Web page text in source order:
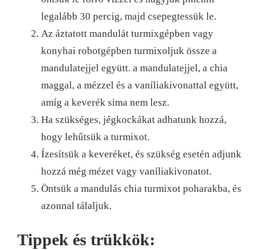
legalább 30 percig, majd csepegtessük le.
Az áztatott mandulát turmixgépben vagy
konyhai robotgépben turmixoljuk össze a
mandulatejjel együtt. a mandulatejjel, a chia
maggal, a mézzel és a vaníliakivonattal együtt,
amíg a keverék sima nem lesz.
Ha szükséges, jégkockákat adhatunk hozzá,
hogy lehűtsük a turmixot.
Ízesítsük a keveréket, és szükség esetén adjunk
hozzá még mézet vagy vaníliakivonatot.
Öntsük a mandulás chia turmixot poharakba, és
azonnal tálaljuk.
Tippek és trükkök: